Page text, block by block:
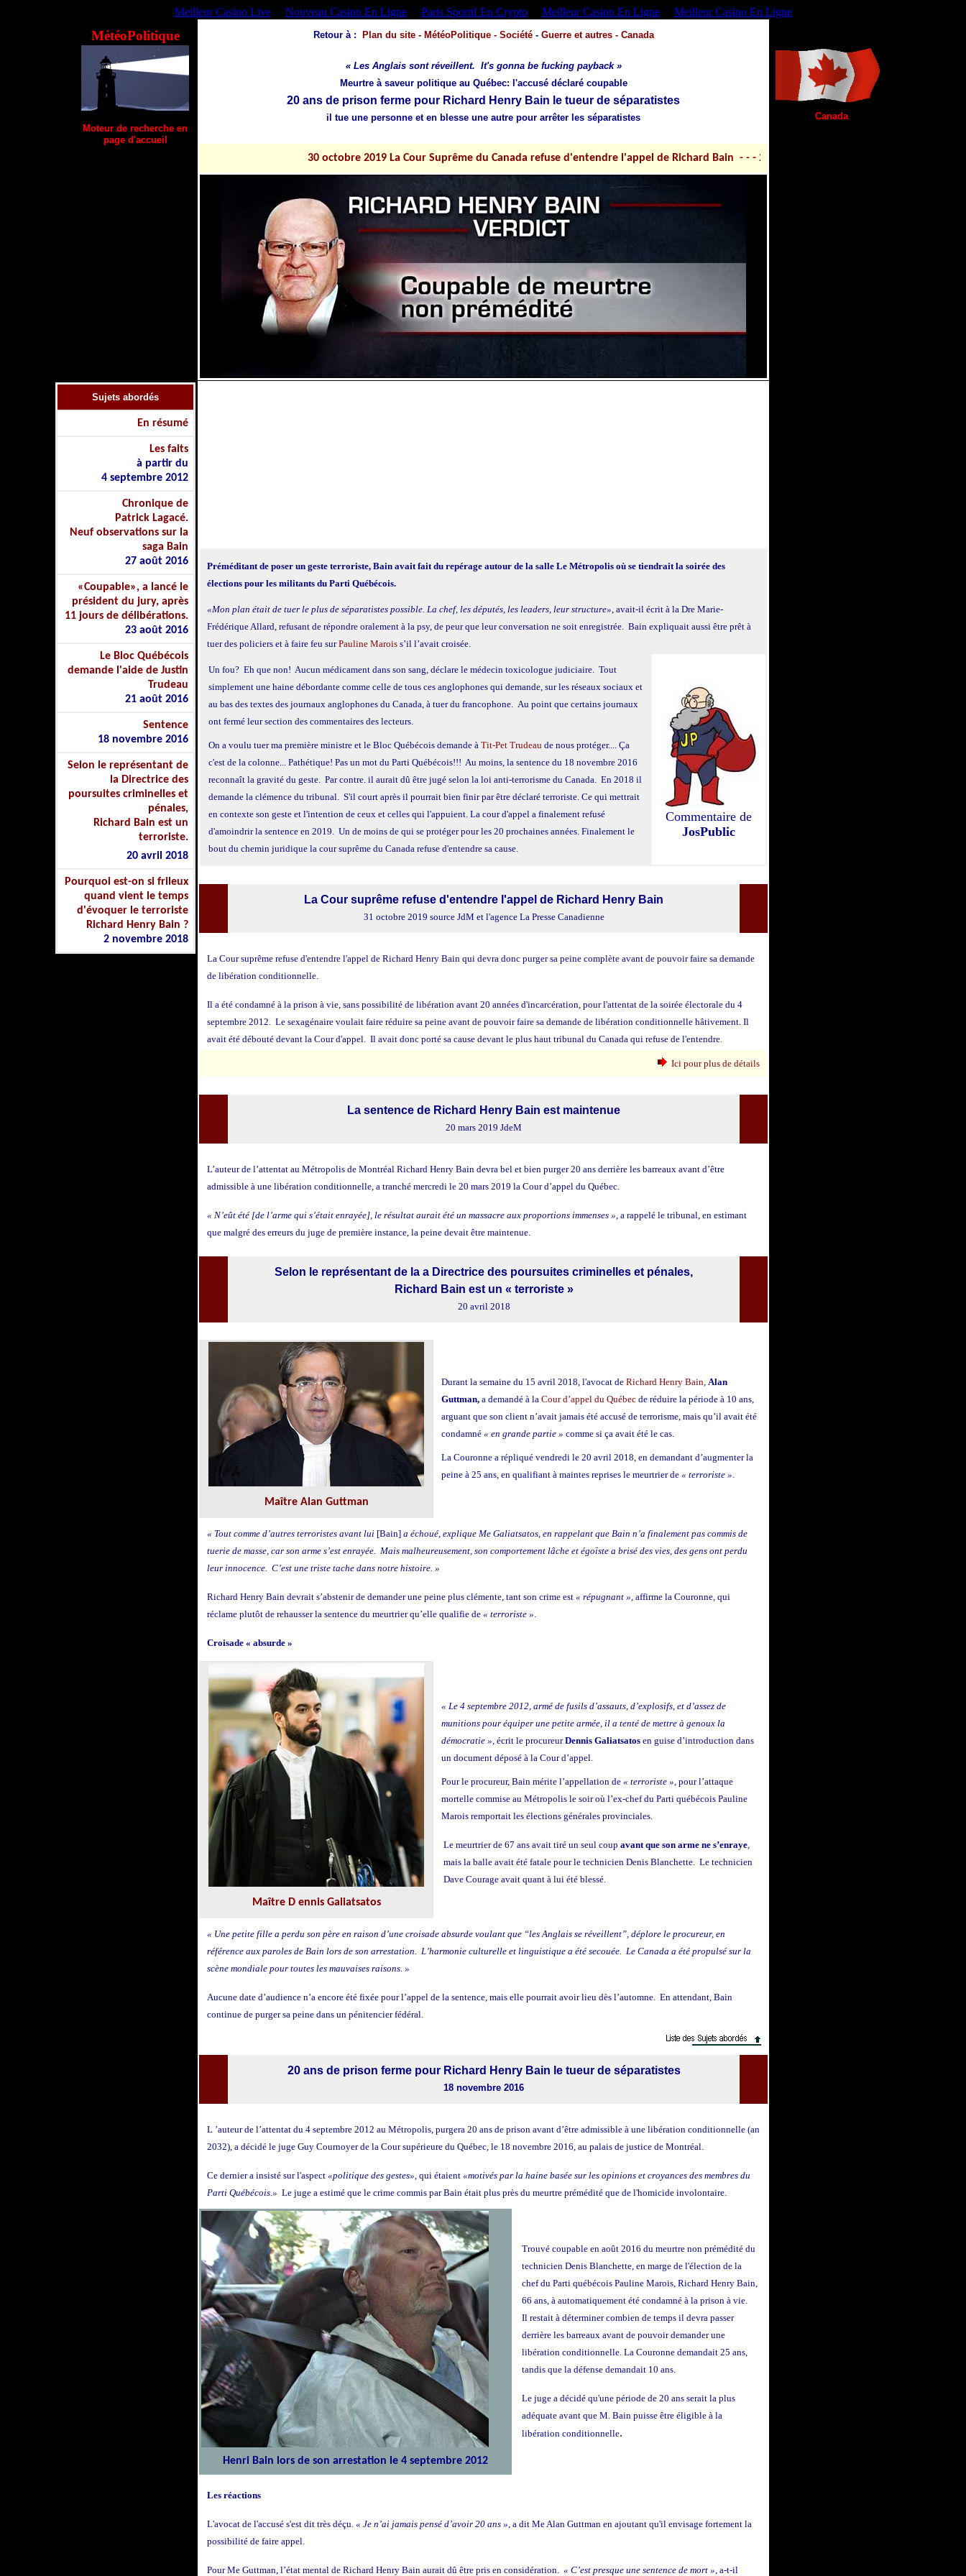
Meilleur Casino Live Nouveau Casino En Ligne Paris Sportif En Crypto Meilleur Casino En Ligne Meilleur Casino En Ligne
MétéoPolitique
Moteur de recherche en
page d'accueil
Retourà : Plan du site - MétéoPolitique - Société - Guerre et autres- Canada
« Les Anglais sont réveillent. It's gonna be fucking payback »
Meurtre à saveur politique au Québec: l'accusé déclaré coupable
20 ans de prison ferme pour Richard Henry Bain l e tueur de séparatistes
il tue une personne et en blesse une autre pour arrêter les séparatistes
30 octobre 2019 La Cour Suprême du Canada refuse d'entendre l'appel de Richard Bain - - - 20 mars 2019 Richard Henry Bain; la cour
Canada
Sujets abordés
En résumé
Les faits
à partir du
4 septembre 2012
Chronique de
Patrick Lagacé.
Neuf observations sur la
saga Bain
27 août 2016
«Coupable», a lancé le
président du jury, après
11 jours de délibérations.
23 août 2016
Le Bloc Québécois
demande l'aide de Justin
Trudeau
21 août 2016
Sentence
18 novembre 2016
Selon le représentant de
la Directrice des
poursuites criminelles et
pénales,
Richard Bain est un
terroriste.
20 avril 2018
Pourquoi est-on si frileux
quand vient le temps
d'évoquer le terroriste
Richard Henry Bain ?
2 novembre 2018
Préméditant de poser un geste terroriste, Bain avait fait du repérage autour de la salle Le Métropolis où se tiendrait la soirée des
élections pour les militants du Parti Québécois.
«Mon plan était de tuer le plus de séparatistes possible. La chef, les députés, les leaders, leur structure», avait-il écrit à la Dre Marie-
Frédérique Allard, refusant de répondre oralement à la psy, de peur que leur conversation ne soit enregistrée. Bain expliquait aussi être prêt à
tuer des policiers et à faire feu surPauline Marois s’il l’avait croisée.
Un fou? Eh que non! Aucun médicament dans son sang, déclare le médecin toxicologue judiciaire. Tout
simplement une haine débordante comme celle de tous ces anglophones qui demande, sur les réseaux sociaux et
au bas des textes des journaux anglophones du Canada, à tuer du francophone. Au point que certains journaux
ont fermé leur section des commentaires des lecteurs.
On a voulu tuer ma première ministre et le Bloc Québécois demande à Tit-Pet Trudeau de nous protéger.... Ça
c'est de la colonne... Pathétique! Pas un mot du Parti Québécois!!! Au moins, la sentence du 18 novembre 2016
reconnaît la gravité du geste. Par contre. il aurait dû être jugé selon la loi anti-terrorisme du Canada. En 2018 il
demande la clémence du tribunal. S'il court après il pourrait bien finir par être déclaré terroriste. Ce qui mettrait
en contexte son geste et l'intention de ceux et celles qui l'appuient. La cour d'appel a finalement refusé
d'amoindrir la sentence en 2019. Un de moins de qui se protéger pour les 20 prochaines années. Finalement le
bout du chemin juridique la cour suprême du Canada refuse d'entendre sa cause.
Commentaire de
JosPublic
La Cour suprême refuse d'entendre l'appel de Richard Henry Bain
31 octobre 2019 source JdM et l'agence La Presse Canadienne
La Cour suprême refuse d'entendre l'appel de Richard Henry Bain qui devra donc purger sa peine complète avant de pouvoir faire sa demande
de libération conditionnelle.
Il a été condamné à la prison à vie, sans possibilité de libération avant 20 années d'incarcération, pour l'attentat de la soirée électorale du 4
septembre 2012. Le sexagénaire voulait faire réduire sa peine avant de pouvoir faire sa demande de libération conditionnelle hâtivement. Il
avait été débouté devant la Cour d'appel. Il avait donc porté sa cause devant le plus haut tribunal du Canada qui refuse de l'entendre.
Ici pour plus de détails
La sentence de Richard Henry Bain est maintenue
20 mars 2019 JdeM
L’auteur de l’attentat au Métropolis de Montréal Richard Henry Bain devra bel et bien purger 20 ans derrière les barreaux avant d’être
admissible à une libération conditionnelle, a tranché mercredi le 20 mars 2019 la Cour d’appel du Québec.
« N’eût été [de l’arme qui s’était enrayée], le résultat aurait été un massacre aux proportions immenses », a rappelé le tribunal, en estimant
que malgré des erreurs du juge de première instance, la peine devait être maintenue.
Selon le représentant de la a Directrice des poursuites criminelles et pénales,
Richard Bain est un « terroriste »
20 avril 2018
Maître Alan Guttman
Durant la semaine du 15 avril 2018, l'avocat de Richard Henry Bain, Alan
Guttman, a demandé à la Cour d’appel du Québec de réduire la période à 10 ans,
arguant que son client n’avait jamais été accusé de terrorisme, mais qu’il avait été
condamné « en grande partie » comme si ça avait été le cas.
La Couronne a répliqué vendredi le 20 avril 2018, en demandant d’augmenter la
peine à 25 ans, en qualifiant à maintes reprises le meurtrier de « terroriste ».
« Tout comme d’autres terroristes avant lui [Bain] a échoué, explique Me Galiatsatos, en rappelant que Bain n’a finalement pas commis de
tuerie de masse, car son arme s’est enrayée. Mais malheureusement, son comportement lâche et égoïste a brisé des vies, des gens ont perdu
leur innocence. C’est une triste tache dans notre histoire. »
Richard Henry Bain devrait s’abstenir de demander une peine plus clémente, tant son crime est « répugnant », affirme la Couronne, qui
réclame plutôt de rehausser la sentence du meurtrier qu’elle qualifie de « terroriste ».
Croisade « absurde »
Maître Dennis Galiatsatos
« Le 4 septembre 2012, armé de fusils d’assauts, d’explosifs, et d’assez de
munitions pour équiper une petite armée, il a tenté de mettre à genoux la
démocratie », écrit le procureurDennis Galiatsatos en guise d’introduction dans
un document déposé à la Cour d’appel.
Pour le procureur, Bain mérite l’appellation de « terroriste », pour l’attaque
mortelle commise au Métropolis le soir où l’ex-chef du Parti québécois Pauline
Marois remportait les élections générales provinciales.
Le meurtrier de 67 ans avait tiré un seul coup avant que son arme ne s’enraye,
mais la balle avait été fatale pour le technicien Denis Blanchette. Le technicien
Dave Courage avait quant à lui été blessé.
« Une petite fille a perdu son père en raison d’une croisade absurde voulant que “les Anglais se réveillent”, déplore le procureur, en
référence aux paroles de Bain lors de son arrestation. L’harmonie culturelle et linguistique a été secouée. Le Canada a été propulsé sur la
scène mondiale pour toutes les mauvaises raisons. »
Aucune date d’audience n’a encore été fixée pour l’appel de la sentence, mais elle pourrait avoir lieu dès l’automne. En attendant, Bain
continue de purger sa peine dans un pénitencier fédéral.
20 ans de prison ferme pour Richard Henry Bain l e tueur de séparatistes
18 novembre 2016
L ’auteur de l’attentat du 4 septembre 2012 au Métropolis, purgera 20 ans de prison avant d’être admissible à une libération conditionnelle (an
2032), a décidé le juge Guy Cournoyer de la Cour supérieure du Québec, le 18 novembre 2016, au palais de justice de Montréal.
Ce dernier a insisté sur l'aspect «politique des gestes», qui étaient «motivés par la haine basée sur les opinions et croyances des membres du
Parti Québécois.» Le juge a estimé que le crime commis par Bain était plus près du meurtre prémédité que de l'homicide involontaire.
Henri Bain lors de son arrestation le 4 septembre 2012
Trouvé coupable en août 2016 du meurtre non prémédité du
technicien Denis Blanchette, en marge de l'élection de la
chef du Parti québécois Pauline Marois, Richard Henry Bain,
66 ans, à automatiquement été condamné à la prison à vie.
Il restait à déterminer combien de temps il devra passer
derrière les barreaux avant de pouvoir demander une
libération conditionnelle. La Couronne demandait 25 ans,
tandis que la défense demandait 10 ans.
Le juge a décidé qu'une période de 20 ans serait la plus
adéquate avant que M. Bain puisse être éligible à la
libération conditionnelle.
Les réactions
L'avocat de l'accusé s'est dit très déçu. « Je n’ai jamais pensé d’avoir 20 ans », a dit Me Alan Guttman en ajoutant qu'il envisage fortement la
possibilité de faire appel.
Pour Me Guttman, l’état mental de Richard Henry Bain aurait dû être pris en considération. « C’est presque une sentence de mort », a-t-il